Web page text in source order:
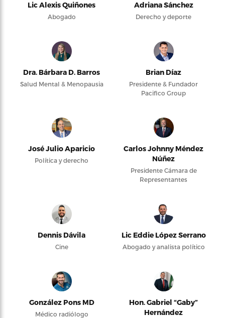
Lic Alexis Quiñones
Abogado
Adriana Sánchez
Derecho y deporte
Dra. Bárbara D. Barros
Salud Mental & Menopausia
Brian Díaz
Presidente & Fundador
Pacifico Group
José Julio Aparicio
Política y derecho
Carlos Johnny Méndez
Núñez
Presidente Cámara de
Representantes
Dennis Dávila
Cine
Lic Eddie López Serrano
Abogado y analista político
González Pons MD
Médico radiólogo
Hon. Gabriel “Gaby”
Hernández